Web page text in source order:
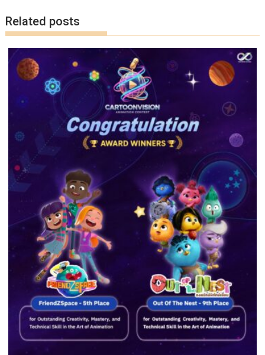
Related posts